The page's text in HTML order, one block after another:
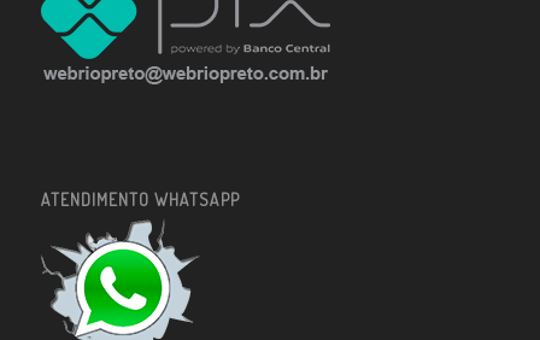
ATENDIMENTO WHATSAPP